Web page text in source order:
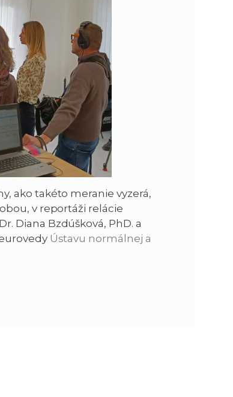
ako takéto meranie vyzerá,
v reportáži relácie
Diana Bzdúšková, PhD. a
Ústavu normálnej a